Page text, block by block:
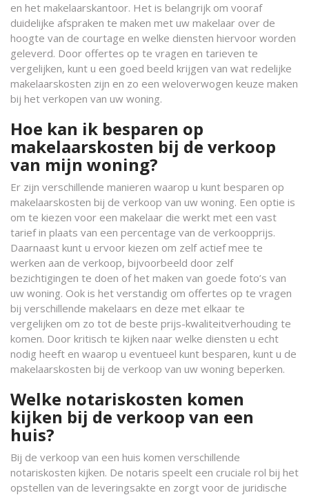
en het makelaarskantoor. Het is belangrijk om vooraf
duidelijke afspraken te maken met uw makelaar over de
hoogte van de courtage en welke diensten hiervoor worden
geleverd. Door offertes op te vragen en tarieven te
vergelijken, kunt u een goed beeld krijgen van wat redelijke
makelaarskosten zijn en zo een weloverwogen keuze maken
bij het verkopen van uw woning.
Hoe kan ik besparen op
makelaarskosten bij de verkoop
van mijn woning?
Er zijn verschillende manieren waarop u kunt besparen op
makelaarskosten bij de verkoop van uw woning. Een optie is
om te kiezen voor een makelaar die werkt met een vast
tarief in plaats van een percentage van de verkoopprijs.
Daarnaast kunt u ervoor kiezen om zelf actief mee te
werken aan de verkoop, bijvoorbeeld door zelf
bezichtigingen te doen of het maken van goede foto’s van
uw woning. Ook is het verstandig om offertes op te vragen
bij verschillende makelaars en deze met elkaar te
vergelijken om zo tot de beste prijs-kwaliteitverhouding te
komen. Door kritisch te kijken naar welke diensten u echt
nodig heeft en waarop u eventueel kunt besparen, kunt u de
makelaarskosten bij de verkoop van uw woning beperken.
Welke notariskosten komen
kijken bij de verkoop van een
huis?
Bij de verkoop van een huis komen verschillende
notariskosten kijken. De notaris speelt een cruciale rol bij het
opstellen van de leveringsakte en zorgt voor de juridische